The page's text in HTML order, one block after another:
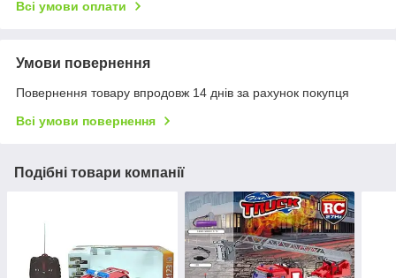
Всі умови оплати
Умови повернення
Повернення товару впродовж 14 днів за рахунок покупця
Всі умови повернення
Подібні товари компанії